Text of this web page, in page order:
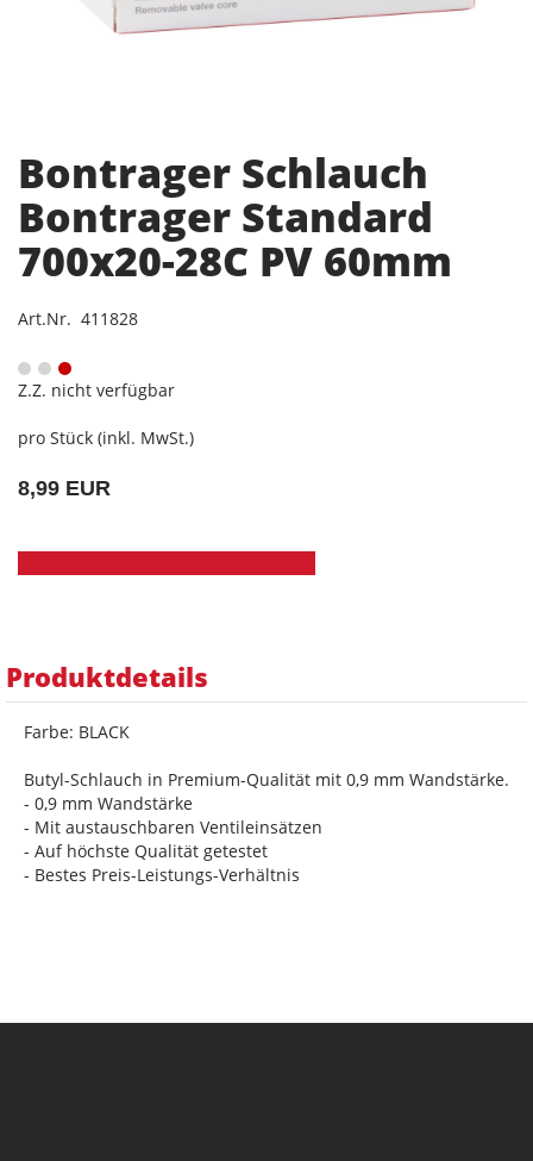
Bontrager Schlauch
Bontrager Standard
700x20-28C PV 60mm
Art.Nr. 411828
Z.Z. nicht verfügbar
pro Stück (inkl. MwSt.)
8,99 EUR
Produktdetails
Farbe: BLACK
Butyl-Schlauch in Premium-Qualität mit 0,9 mm Wandstärke.
- 0,9 mm Wandstärke
- Mit austauschbaren Ventileinsätzen
- Auf höchste Qualität getestet
- Bestes Preis-Leistungs-Verhältnis